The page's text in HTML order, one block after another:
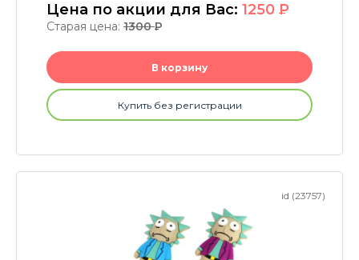
Цена по акции для Вас: 1250 P
Старая цена: 1300P
В корзину
Купить без регистрации
id (23757)